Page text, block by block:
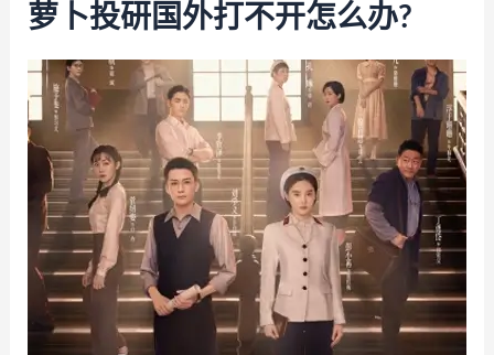
萝卜投研国外打不开怎么办?